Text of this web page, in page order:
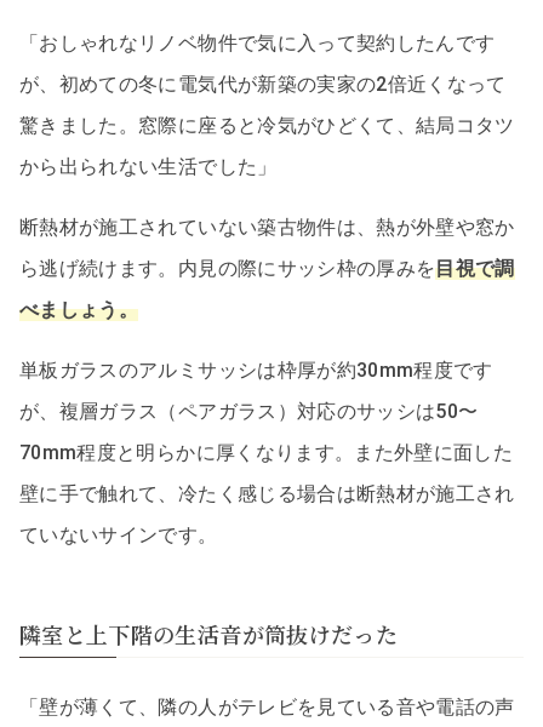
「おしゃれなリノベ物件で気に入って契約したんです
が、初めての冬に電気代が新築の実家の2倍近くなって
驚きました。窓際に座ると冷気がひどくて、結局コタツ
から出られない生活でした」
断熱材が施工されていない築古物件は、熱が外壁や窓か
ら逃げ続けます。内見の際にサッシ枠の厚みを目視で調
べましょう。
単板ガラスのアルミサッシは枠厚が約30mm程度です
が、複層ガラス（ペアガラス）対応のサッシは50〜
70mm程度と明らかに厚くなります。また外壁に面した
壁に手で触れて、冷たく感じる場合は断熱材が施工され
ていないサインです。
隣室と上下階の生活音が筒抜けだった
「壁が薄くて、隣の人がテレビを見ている音や電話の声